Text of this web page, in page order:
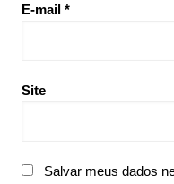
E-mail *
Site
Salvar meus dados